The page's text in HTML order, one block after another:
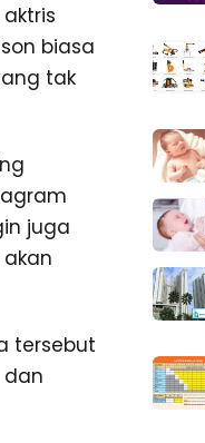
biasa
tak
juga
tersebut